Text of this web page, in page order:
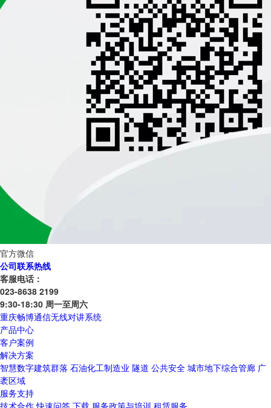
官方微信
公司联系热线
客服电话：
023-8638 2199
9:30-18:30 周一至周六
重庆畅博通信无线对讲系统
产品中心
客户案例
解决方案
智慧数字建筑群落 石油化工制造业 隧道 公共安全 城市地下综合管廊 广
袤区域
服务支持
技术合作 快速问答 下载 服务政策与培训 租赁服务